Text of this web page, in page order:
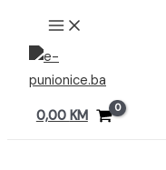
Preskoči
sadržaj
MAIN
MENU
0,00 KM